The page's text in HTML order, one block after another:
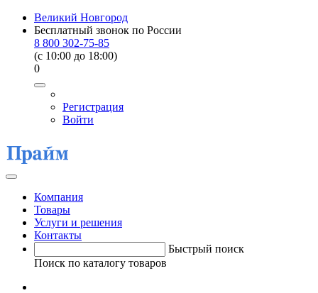
Великий Новгород
Бесплатный звонок по России
8 800 302-75-85
(c 10:00 до 18:00)
0
Регистрация
Войти
Компания
Товары
Услуги и решения
Контакты
Быстрый поиск
Поиск по каталогу товаров